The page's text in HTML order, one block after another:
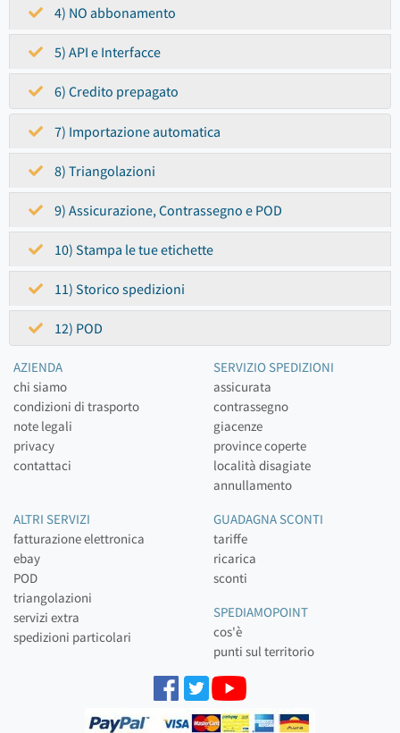
4) NO abbonamento
5) API e Interfacce
6) Credito prepagato
7) Importazione automatica
8) Triangolazioni
9) Assicurazione, Contrassegno e POD
10) Stampa le tue etichette
11) Storico spedizioni
12) POD
AZIENDA
chi siamo
condizioni di trasporto
note legali
privacy
contattaci
SERVIZIO SPEDIZIONI
assicurata
contrassegno
giacenze
province coperte
località disagiate
annullamento
ALTRI SERVIZI
fatturazione elettronica
ebay
POD
triangolazioni
servizi extra
spedizioni particolari
GUADAGNA SCONTI
tariffe
ricarica
sconti
SPEDIAMOPOINT
cos'è
punti sul territorio